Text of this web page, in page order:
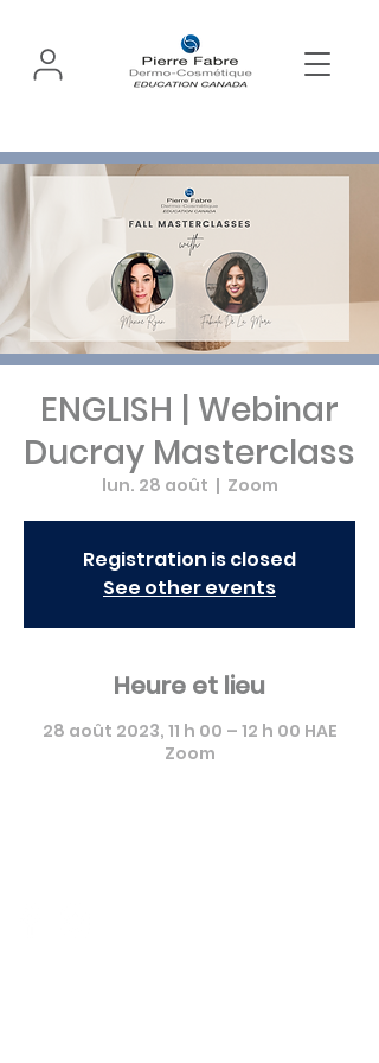
ENGLISH | Webinar
Ducray Masterclass
lun. 28 août
  |
Zoom
Registration is closed
See other events
Heure et lieu
28 août 2023, 11 h 00 – 12 h 00 HAE
Zoom